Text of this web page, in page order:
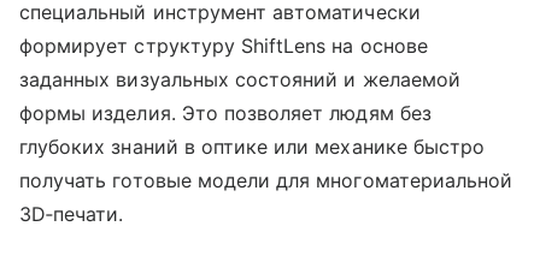
специальный инструмент автоматически
формирует структуру ShiftLens на основе
заданных визуальных состояний и желаемой
формы изделия. Это позволяет людям без
глубоких знаний в оптике или механике быстро
получать готовые модели для многоматериальной
3D‑печати.